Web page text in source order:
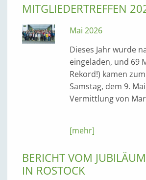
MITGLIEDERTREFFEN
Mai 2026
Dieses Jahr wurde
eingeladen, und 69
Rekord!) kamen
Samstag, dem 9.
Vermittlung von
[mehr]
BERICHT VOM
IN ROSTOCK